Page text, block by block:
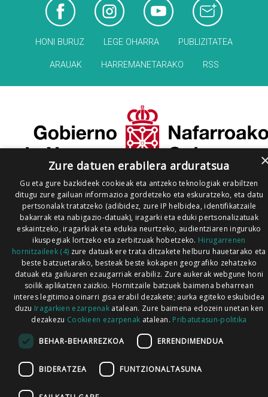
HONI BURUZ LEGE OHARRA PUBLIZITATEA
ARAUAK HARREMANETARAKO RSS
Zure datuen erabilera arduratsua
Gu eta gure bazkideek cookieak eta antzeko teknologiak erabiltzen
ditugu zure gailuan informazioa gordetzeko eta eskuratzeko, eta datu
pertsonalak tratatzeko (adibidez, zure IP helbidea, identifikatzaile
bakarrak eta nabigazio-datuak), iragarki eta eduki pertsonalizatuak
eskaintzeko, iragarkiak eta edukia neurtzeko, audientziaren inguruko
ikuspegiak lortzeko eta zerbitzuak hobetzeko. Hirugarrenen
hornitzaileek (4) zure datuak ere trata ditzakete helburu hauetarako eta
beste batzuetarako, besteak beste kokapen geografiko zehatzeko
datuak eta gailuaren ezaugarriak erabiliz. Zure aukerak webgune honi
soilik aplikatzen zaizkio. Hornitzaile batzuek baimena beharrean
interes legitimoa oinarri gisa erabil dezakete; aurka egiteko eskubidea
duzu Iragarkien ezarpenak atalean. Zure baimena edozein unetan ken
dezakezu Cookieen ezarpenak atalean. Pribatutasun-politika
BEHAR-BEHARREZKOA ERRENDIMENDUA
BIDERATZEA FUNTZIONALTASUNA